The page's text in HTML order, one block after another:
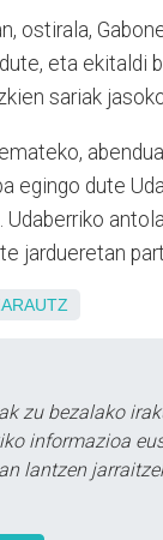
ostirala,
eta ekitaldi
sariak
egingo dute
Udaberriko
jardueretan
zu bezalako
informazioa
lantzen